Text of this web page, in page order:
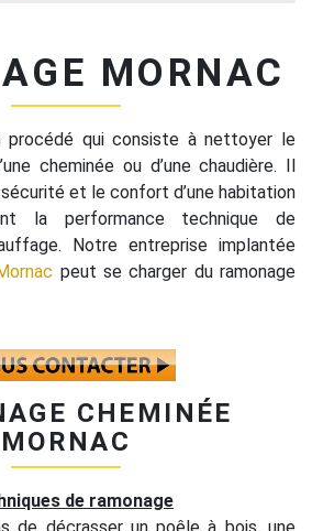
MORNAC
qui consiste à nettoyer le
cheminée ou d’une chaudière. Il
et le confort d’une habitation
la performance technique de
Notre entreprise implantée
peut se charger du ramonage
CHEMINÉE
MORNAC
de ramonage